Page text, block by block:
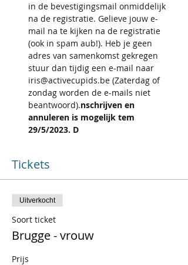
in de bevestigingsmail onmiddelijk
na de registratie. Gelieve jouw e-
mail na te kijken na de registratie
(ook in spam aub!). Heb je geen
adres van samenkomst gekregen
stuur dan tijdig een e-mail naar
iris@activecupids.be (Zaterdag of
zondag worden de e-mails niet
beantwoord).nschrijven en
annuleren is mogelijk tem
29/5/2023. D
Tickets
Uitverkocht
Soort ticket
Brugge - vrouw
Prijs